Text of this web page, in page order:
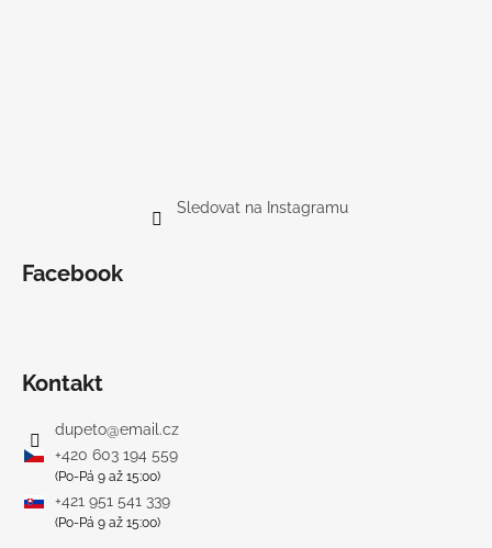
Sledovat na Instagramu
Facebook
Kontakt
dupeto@email.cz
+420 603 194 559
(Po-Pá 9 až 15:00)
+421 951 541 339
(Po-Pá 9 až 15:00)